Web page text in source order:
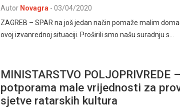
Autor Novagra - 03/04/2020
ZAGREB – SPAR na još jedan način pomaže malim
ovoj izvanrednoj situaciji. Proširili smo našu suradnju s…
MINISTARSTVO POLJOPRIVREDE
potporama male vrijednosti za
sjetve ratarskih kultura